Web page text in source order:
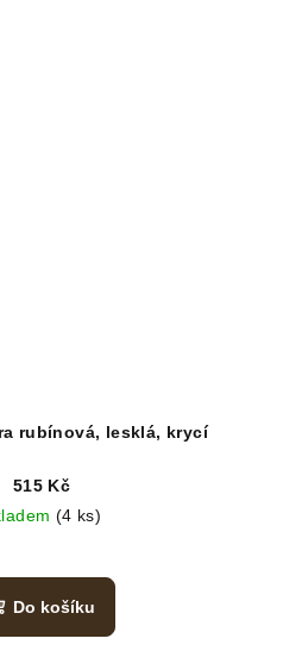
rubínová, lesklá, krycí
515 Kč
(4 ks)
Do košíku